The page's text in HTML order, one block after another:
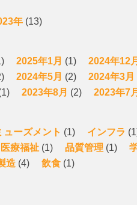
年 (13)
2025年1月 (1) 2024年12月
2024年5月 (2) 2024年3月
2023年8月 (2) 2023年7月
ューズメント (1) インフラ
医療福祉 (1) 品質管理 (1)
造 (4) 飲食 (1)